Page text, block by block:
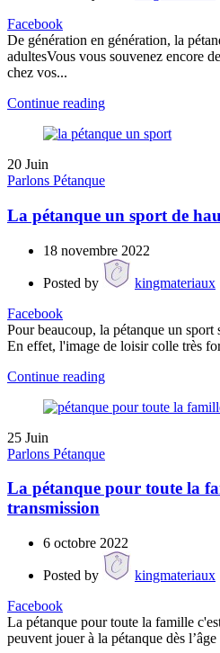
Facebook
De génération en génération, la
adultesVous vous souvenez encore
chez vos...
Continue reading
20 Juin
Parlons Pétanque
La pétanque un sport de
18 novembre 2022
Posted by
kingmateriaux
Facebook
Pour beaucoup, la pétanque un sport
En effet, l'image de loisir colle très
Continue reading
25 Juin
Parlons Pétanque
La pétanque pour toute la
transmission
6 octobre 2022
Posted by
kingmateriaux
Facebook
La pétanque pour toute la famille
peuvent jouer à la pétanque dès